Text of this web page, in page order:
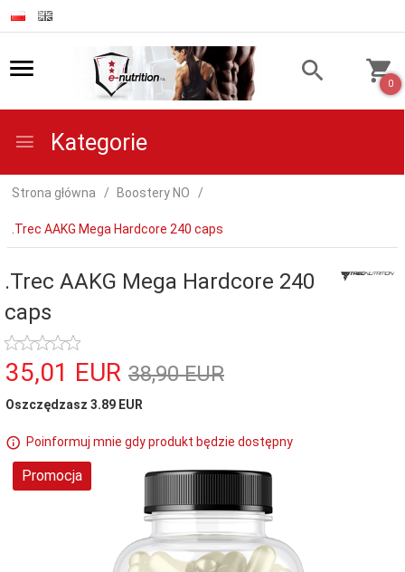
0
Kategorie
Strona główna Boostery NO
.Trec AAKG Mega Hardcore 240 caps
.Trec AAKG Mega Hardcore 240
caps
35,01 EUR 38,90 EUR
Oszczędzasz 3.89 EUR
Poinformuj mnie gdy produkt będzie dostępny
Promocja